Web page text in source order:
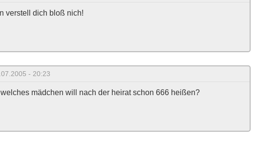
verstell dich bloß nich!
- 20:23
mädchen will nach der heirat schon 666 heißen?